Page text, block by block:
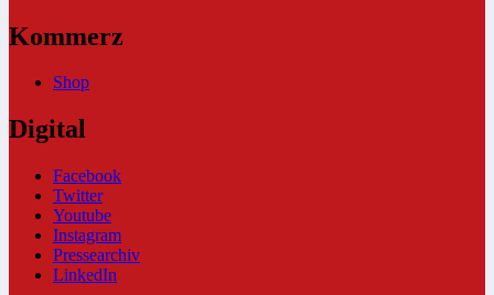
Kommerz
Shop
Digital
Facebook
Twitter
Youtube
Instagram
Pressearchiv
LinkedIn